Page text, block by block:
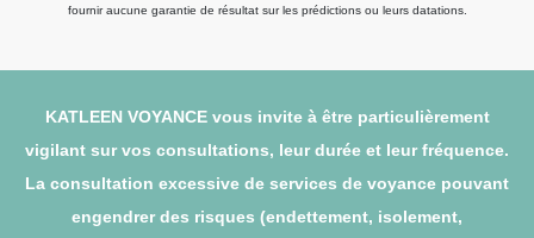
fournir aucune garantie de résultat sur les prédictions ou leurs datations.
KATLEEN VOYANCE vous invite à être particulièrement
vigilant sur vos consultations, leur durée et leur fréquence.
La consultation excessive de services de voyance pouvant
engendrer des risques (endettement, isolement,